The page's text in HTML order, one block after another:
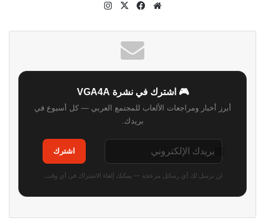
موقع
فيسبوك
‫X
🎮 اشترك في نشرة VGA4A
أبرز أخبار ومراجعات الألعاب للمجتمع العربي — كل أسبوع في
بريدك.
اشترك
لن نرسل لك أي رسائل مزعجة — يمكنك إلغاء الاشتراك في أي وقت.